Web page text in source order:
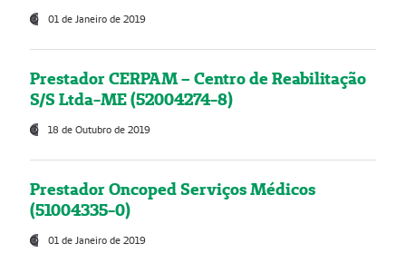
01 de Janeiro de 2019
Prestador CERPAM – Centro de Reabilitação
S/S Ltda-ME (52004274-8)
18 de Outubro de 2019
Prestador Oncoped Serviços Médicos
(51004335-0)
01 de Janeiro de 2019